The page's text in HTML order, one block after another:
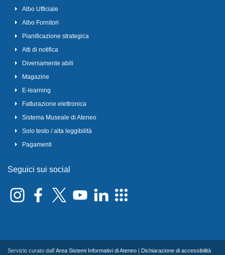
Albo Ufficiale
Albo Fornitori
Pianificazione strategica
Atti di notifica
Diversamente abili
Magazine
E-learning
Fatturazione elettronica
Sistema Museale di Ateneo
Solo testo / alta leggibilità
Pagamenti
Seguici sui social
Servizio curato dall'Area Sistemi Informativi di Ateneo Dichiarazione di accessibilità